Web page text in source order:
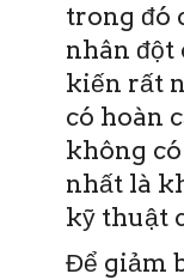
trong đó
nhân đột
kiến rất
có hoàn
không
nhất là
kỹ thuật
Để giảm